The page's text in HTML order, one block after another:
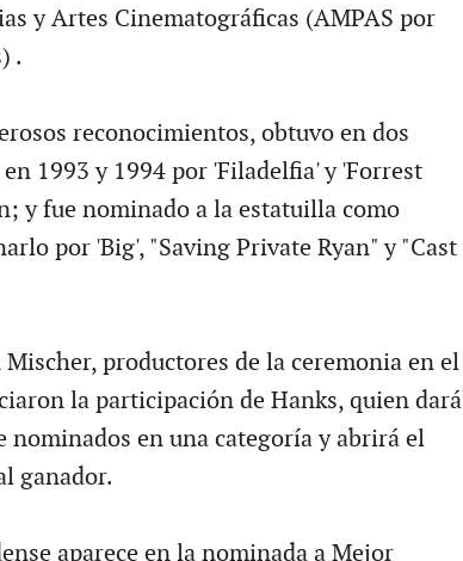
y Artes Cinematográficas (AMPAS por
.
reconocimientos, obtuvo en dos
1993 y 1994 por 'Filadelfia' y 'Forrest
y fue nominado a la estatuilla como
por 'Big', "Saving Private Ryan" y "Cast
productores de la ceremonia en el
la participación de Hanks, quien dará
nominados en una categoría y abrirá el
ganador.
aparece en la nominada a Mejor